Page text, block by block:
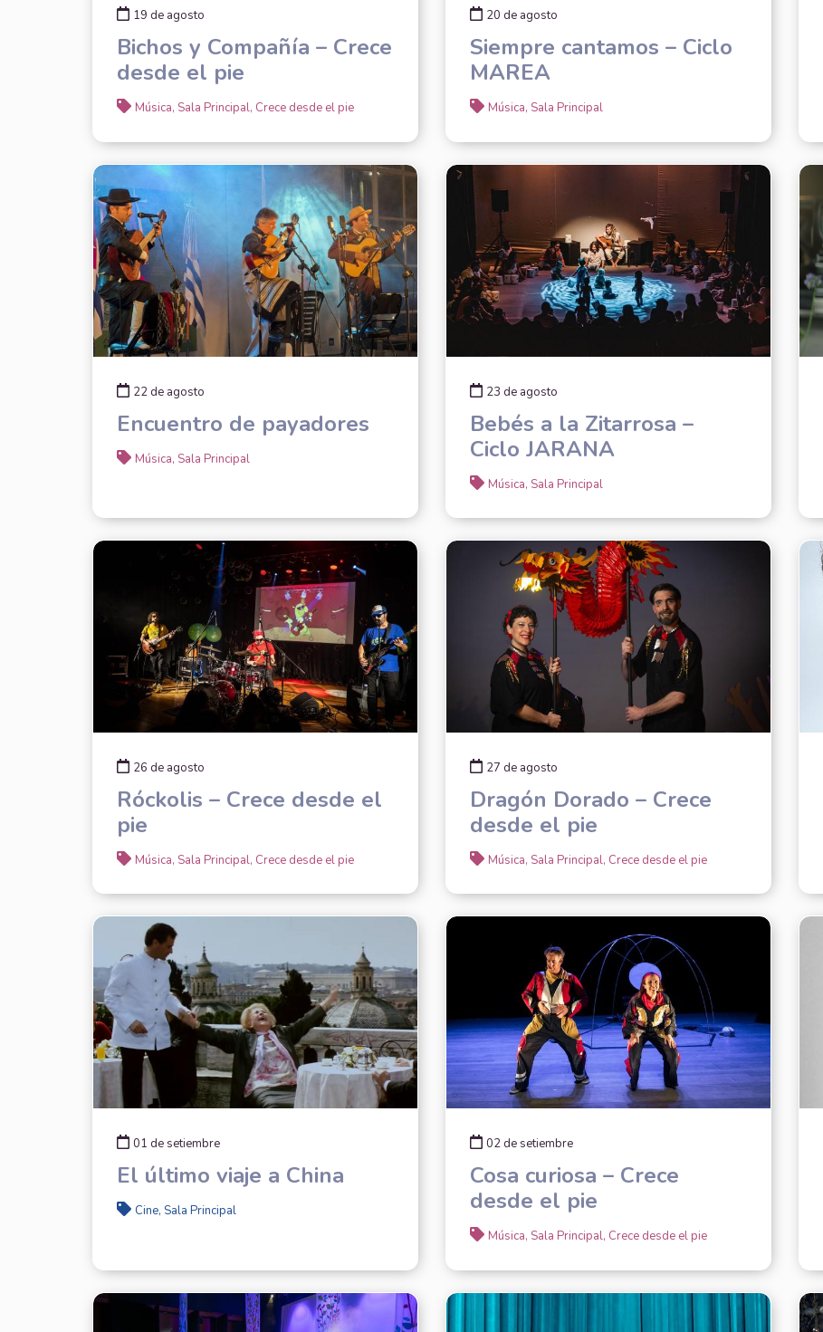
19 de agosto
Bichos y Compañía – Crece
desde el pie
Música, Sala Principal, Crece desde el pie
20 de agosto
Siempre cantamos – Ciclo
MAREA
Música, Sala Principal
22 de agosto
Encuentro de payadores
Música, Sala Principal
23 de agosto
Bebés a la Zitarrosa –
Ciclo JARANA
Música, Sala Principal
26 de agosto
Róckolis – Crece desde el
pie
Música, Sala Principal, Crece desde el pie
27 de agosto
Dragón Dorado – Crece
desde el pie
Música, Sala Principal, Crece desde el pie
01 de setiembre
El último viaje a China
Cine, Sala Principal
02 de setiembre
Cosa curiosa – Crece
desde el pie
Música, Sala Principal, Crece desde el pie